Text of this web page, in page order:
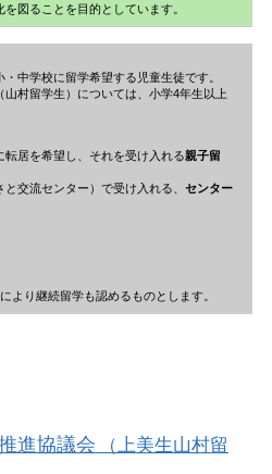
図ることを目的としています。
学校に留学希望する児童生徒です。
村留学生）については、小学4年生以上
居を希望し、それを受け入れる親子留
交流センター）で受け入れる、 センター
り継続留学も認めるものとします。
進協議会 （上美生山村留